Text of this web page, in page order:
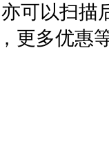
可以扫
更多优惠